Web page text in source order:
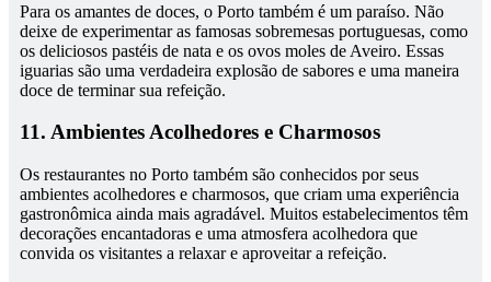
Para os amantes de doces, o Porto também é um paraíso. Não
deixe de experimentar as famosas sobremesas portuguesas, como
os deliciosos pastéis de nata e os ovos moles de Aveiro. Essas
iguarias são uma verdadeira explosão de sabores e uma maneira
doce de terminar sua refeição.
11. Ambientes Acolhedores e Charmosos
Os restaurantes no Porto também são conhecidos por seus
ambientes acolhedores e charmosos, que criam uma experiência
gastronômica ainda mais agradável. Muitos estabelecimentos têm
decorações encantadoras e uma atmosfera acolhedora que
convida os visitantes a relaxar e aproveitar a refeição.